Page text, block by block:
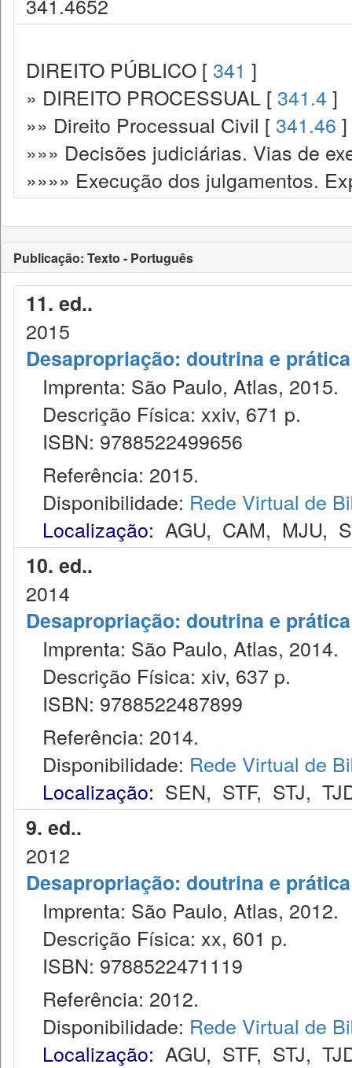
DIREITO PÚBLICO [ 341 ]
» DIREITO PROCESSUAL [ 341.4 ]
»» Direito Processual Civil [ 341.46 ]
»»» Decisões judiciárias. Vias de
»»»» Execução dos julgamentos.
Publicação: Texto - Português
11. ed..
2015
Desapropriação: doutrina e prática
Imprenta: São Paulo, Atlas, 2015.
Descrição Física: xxiv, 671 p.
ISBN: 9788522499656
Referência: 2015.
Disponibilidade: Rede Virtual de
Localização: AGU, CAM, MJU,
10. ed..
2014
Desapropriação: doutrina e prática
Imprenta: São Paulo, Atlas, 2014.
Descrição Física: xiv, 637 p.
ISBN: 9788522487899
Referência: 2014.
Disponibilidade: Rede Virtual de
Localização: SEN, STF, STJ,
9. ed..
2012
Desapropriação: doutrina e prática
Imprenta: São Paulo, Atlas, 2012.
Descrição Física: xx, 601 p.
ISBN: 9788522471119
Referência: 2012.
Disponibilidade: Rede Virtual de
Localização: AGU, STF, STJ,